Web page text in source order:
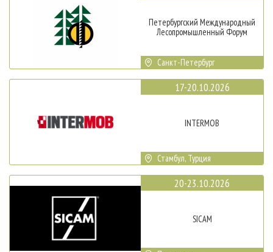
Петербургский Международный
Лесопромышленный Форум
Санкт-Петербург
17-20.10.2026
INTERMOB
Стамбул, Турция
20-23.10.2026
SICAM